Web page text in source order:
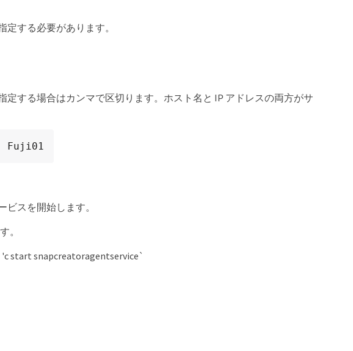
する必要があります。
する場合はカンマで区切ります。ホスト名と IP アドレスの両方がサ
Fuji01
ビスを開始します。
。
start snapcreatoragentservice`